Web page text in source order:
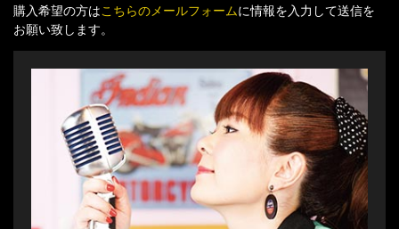
購入希望の方はこちらのメールフォームに情報を入力して送信を
お願い致します。